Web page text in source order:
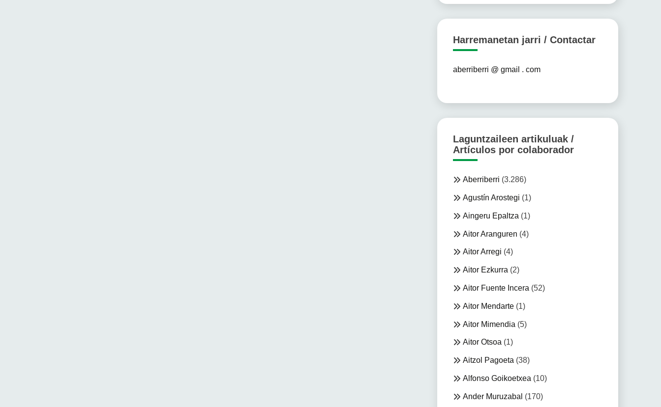
Harremanetan jarri / Contactar
aberriberri @ gmail . com
Laguntzaileen artikuluak /
Artículos por colaborador
Aberriberri (3.286)
Agustín Arostegi (1)
Aingeru Epaltza (1)
Aitor Aranguren (4)
Aitor Arregi (4)
Aitor Ezkurra (2)
Aitor Fuente Incera (52)
Aitor Mendarte(1)
Aitor Mimendia (5)
Aitor Otsoa (1)
Aitzol Pagoeta (38)
Alfonso Goikoetxea (10)
Ander Muruzabal (170)